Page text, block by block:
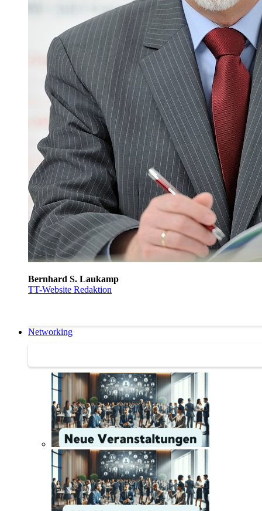
Bernhard S. Laukamp
TT-Website Redaktion
Networking